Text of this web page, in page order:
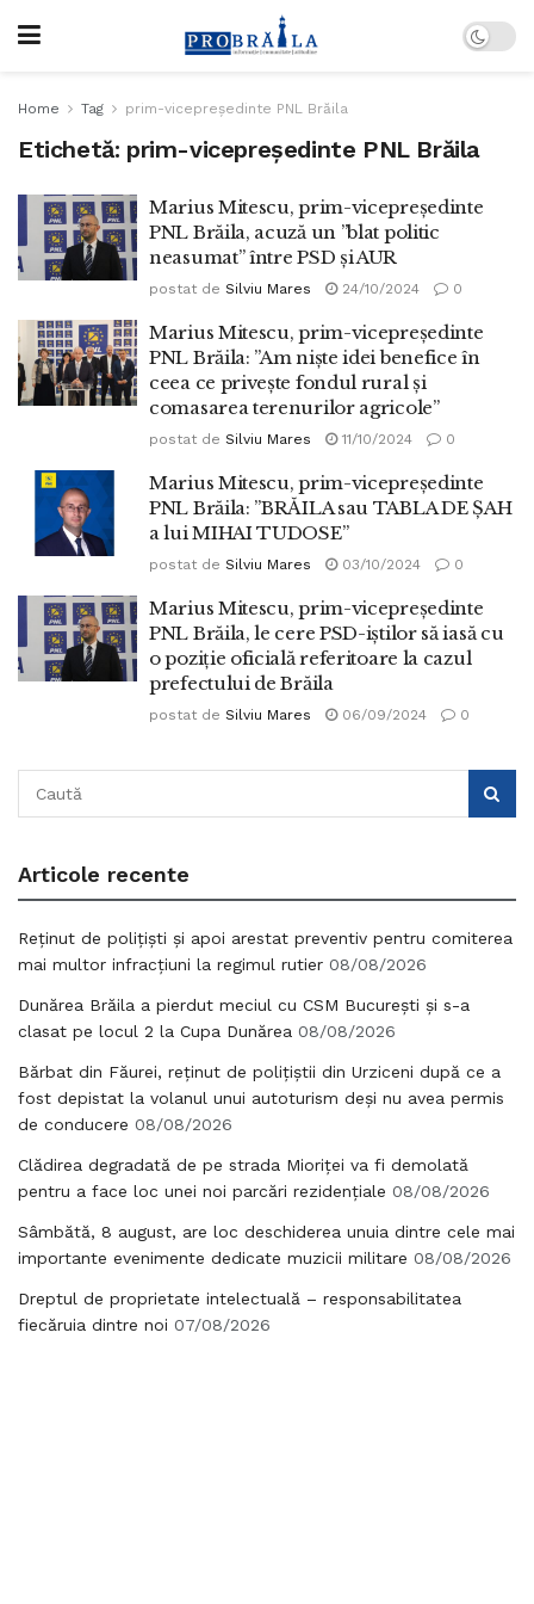
Home Tag prim-vicepreședinte PNL Brăila
Etichetă: prim-vicepreședinte PNL Brăila
Marius Mitescu, prim-vicepreședinte
PNL Brăila, acuză un ”blat politic
neasumat” între PSD și AUR
postat de Silviu Mares 24/10/2024 0
Marius Mitescu, prim-vicepreședinte
PNL Brăila: ”Am niște idei benefice în
ceea ce privește fondul rural și
comasarea terenurilor agricole”
postat de Silviu Mares 11/10/2024 0
Marius Mitescu, prim-vicepreședinte
PNL Brăila: ”BRĂILA sau TABLA DE ȘAH
a lui MIHAI TUDOSE”
postat de Silviu Mares 03/10/2024 0
Marius Mitescu, prim-vicepreședinte
PNL Brăila, le cere PSD-iștilor să iasă cu
o poziție oficială referitoare la cazul
prefectului de Brăila
postat de Silviu Mares 06/09/2024 0
Articole recente
Reținut de polițiști și apoi arestat preventiv pentru comiterea
mai multor infracțiuni la regimul rutier 08/08/2026
Dunărea Brăila a pierdut meciul cu CSM București și s-a
clasat pe locul 2 la Cupa Dunărea 08/08/2026
Bărbat din Făurei, reținut de polițiștii din Urziceni după ce a
fost depistat la volanul unui autoturism deși nu avea permis
de conducere 08/08/2026
Clădirea degradată de pe strada Mioriței va fi demolată
pentru a face loc unei noi parcări rezidențiale 08/08/2026
Sâmbătă, 8 august, are loc deschiderea unuia dintre cele mai
importante evenimente dedicate muzicii militare 08/08/2026
Dreptul de proprietate intelectuală – responsabilitatea
fiecăruia dintre noi 07/08/2026